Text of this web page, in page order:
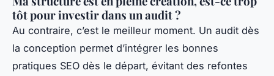
tôt pour investir dans un audit ?
Au contraire, c’est le meilleur moment. Un audit dès
la conception permet d’intégrer les bonnes
pratiques SEO dès le départ, évitant des refontes